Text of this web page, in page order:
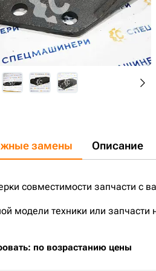
замены Описание
совместимости запчасти с
модели техники или запчасти
по возрастанию цены